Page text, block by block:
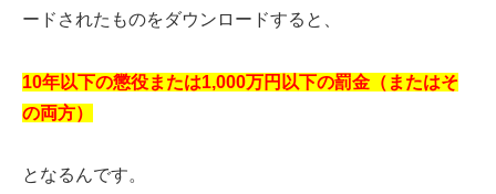
ードされたものをダウンロードすると、
10年以下の懲役または1,000万円以下の罰金（またはそ
の両方）
となるんです。